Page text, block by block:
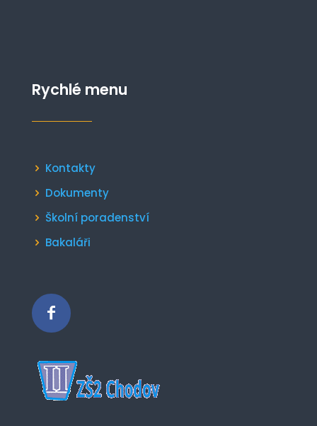
Rychlé menu
Kontakty
Dokumenty
Školní poradenství
Bakaláři